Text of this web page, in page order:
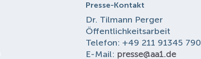
Presse-Kontakt
Dr. Tilmann Perger
Öffentlichkeitsarbeit
Telefon: +49 211 91345 790
E-Mail: presse@aa1.de